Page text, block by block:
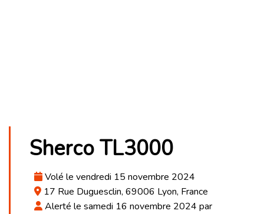
Sherco TL3000
Volé le vendredi 15 novembre 2024
17 Rue Duguesclin, 69006 Lyon, France
Alerté le samedi 16 novembre 2024 par